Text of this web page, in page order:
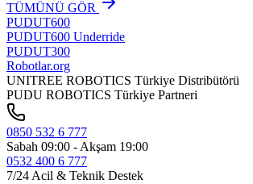
TÜMÜNÜ GÖR
PUDUT600
PUDUT600 Underride
PUDUT300
Robotlar.org
UNITREE ROBOTICS Türkiye Distribütörü
PUDU ROBOTICS Türkiye Partneri
0850 532 6 777
Sabah 09:00 - Akşam 19:00
0532 400 6 777
7/24 Acil & Teknik Destek